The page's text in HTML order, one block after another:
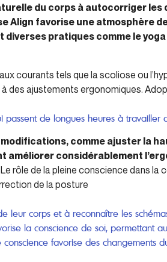
du corps à autocorriger les
Align favorise une atmosphère
pratiques comme le
courants tels que la scoliose ou
des ajustements ergonomiques.
passent de longues heures à travailler
comme ajuster la
améliorer considérablement
Le rôle de la pleine conscience dans la
de la posture
leur corps et à reconnaître les
la conscience de soi, permettant
favorise des changements